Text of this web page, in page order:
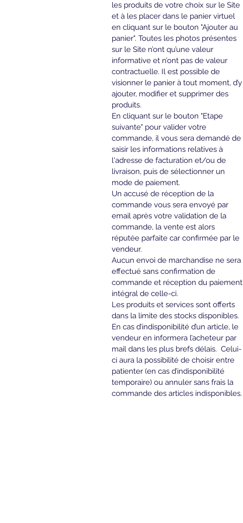
les produits de votre choix sur le Site
et à les placer dans le panier virtuel
en cliquant sur le bouton "Ajouter au
panier". Toutes les photos présentes
sur le Site n’ont qu’une valeur
informative et n’ont pas de valeur
contractuelle. Il est possible de
visionner le panier à tout moment, d’y
ajouter, modifier et supprimer des
produits.
En cliquant sur le bouton "Etape
suivante" pour valider votre
commande, il vous sera demandé de
saisir les informations relatives à
l'adresse de facturation et/ou de
livraison, puis de sélectionner un
mode de paiement.
Un accusé de réception de la
commande vous sera envoyé par
email après votre validation de la
commande, la vente est alors
réputée parfaite car confirmée par le
vendeur.
Aucun envoi de marchandise ne sera
effectué sans confirmation de
commande et réception du paiement
intégral de celle-ci.
Les produits et services sont offerts
dans la limite des stocks disponibles.
En cas d’indisponibilité d’un article, le
vendeur en informera l’acheteur par
mail dans les plus brefs délais.  Celui-
ci aura la possibilité de choisir entre
patienter (en cas d’indisponibilité
temporaire) ou annuler sans frais la
commande des articles indisponibles.